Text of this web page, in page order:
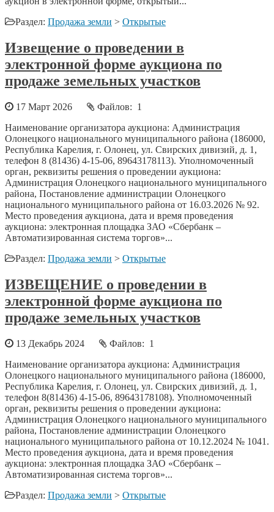
Раздел: Продажа земли > Открытые
Извещение о проведении в
электронной форме аукциона по
продаже земельных участков
17 Март 2026
Файлов: 1
Наименование организатора аукциона: Администрация
Олонецкого национального муниципального района (186000,
Республика Карелия, г. Олонец, ул. Свирских дивизий, д. 1,
телефон 8 (81436) 4-15-06, 89643178113). Уполномоченный
орган, реквизиты решения о проведении аукциона:
Администрация Олонецкого национального муниципального
района, Постановление администрации Олонецкого
национального муниципального района от 16.03.2026 № 92.
Место проведения аукциона, дата и время проведения
аукциона: электронная площадка ЗАО «Сбербанк –
Автоматизированная система торгов»...
Раздел: Продажа земли > Открытые
ИЗВЕЩЕНИЕ о проведении в
электронной форме аукциона по
продаже земельных участков
13 Декабрь 2024
Файлов: 1
Наименование организатора аукциона: Администрация
Олонецкого национального муниципального района (186000,
Республика Карелия, г. Олонец, ул. Свирских дивизий, д. 1,
телефон 8(81436) 4-15-06, 89643178108). Уполномоченный
орган, реквизиты решения о проведении аукциона:
Администрация Олонецкого национального муниципального
района, Постановление администрации Олонецкого
национального муниципального района от 10.12.2024 № 1041.
Место проведения аукциона, дата и время проведения
аукциона: электронная площадка ЗАО «Сбербанк –
Автоматизированная система торгов»...
Раздел: Продажа земли > Открытые